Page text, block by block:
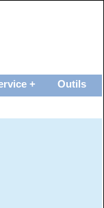
+ Outils